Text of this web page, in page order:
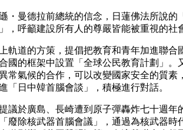
・曼德拉前總統的信念，日蓮佛法所說的
，呼籲建設所有人的尊嚴皆能被重視的社
軌道的方策，提倡把教育和青年加進聯合
國的框架中設置「全球公民教育計劃」。
常氣候的合作，可以改變國家安全的質素
「日中韓首腦會談」，積極進行對話。
議於廣島、長崎遭到原子彈轟炸七十週年
廢除核武器首腦會議」，通過為核武器時